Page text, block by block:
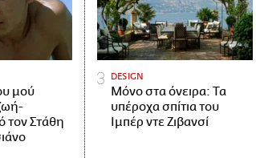
μού
τον Στάθη
DESIGN
Μόνο στα όνειρα: Τα
υπέροχα σπίτια του
Ιμπέρ ντε Ζιβανσί